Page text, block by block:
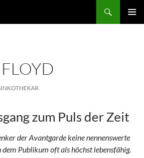
zum Puls der Zeit
der Avantgarde keine nennenswerte
Publikum oft als höchst lebensfähig.